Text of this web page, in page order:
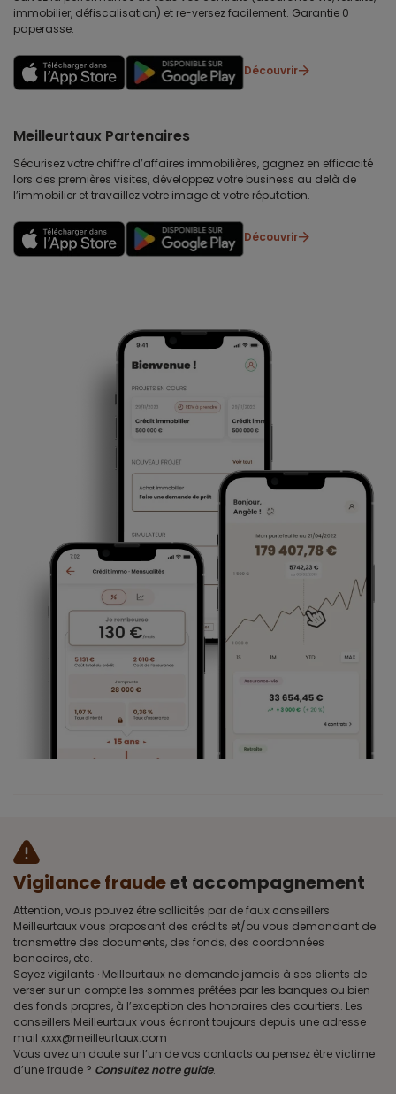
immobilier, défiscalisation) et re-versez facilement. Garantie 0
paperasse.
Découvrir
Meilleurtaux Partenaires
Sécurisez votre chiffre d’affaires immobilières, gagnez en efficacité
lors des premières visites, développez votre business au delà de
l’immobilier et travaillez votre image et votre réputation.
Découvrir
Vigilance fraudeet accompagnement
Attention, vous pouvez être sollicités par de faux conseillers
Meilleurtaux vous proposant des crédits et/ou vous demandant de
transmettre des documents, des fonds, des coordonnées
bancaires, etc.
Soyez vigilants · Meilleurtaux ne demande jamais à ses clients de
verser sur un compte les sommes prêtées par les banques ou bien
des fonds propres, à l’exception des honoraires des courtiers. Les
conseillers Meilleurtaux vous écriront toujours depuis une adresse
mail xxxx@meilleurtaux.com
Vous avez un doute sur l’un de vos contacts ou pensez être victime
d’une fraude ? Consultez notre guide.